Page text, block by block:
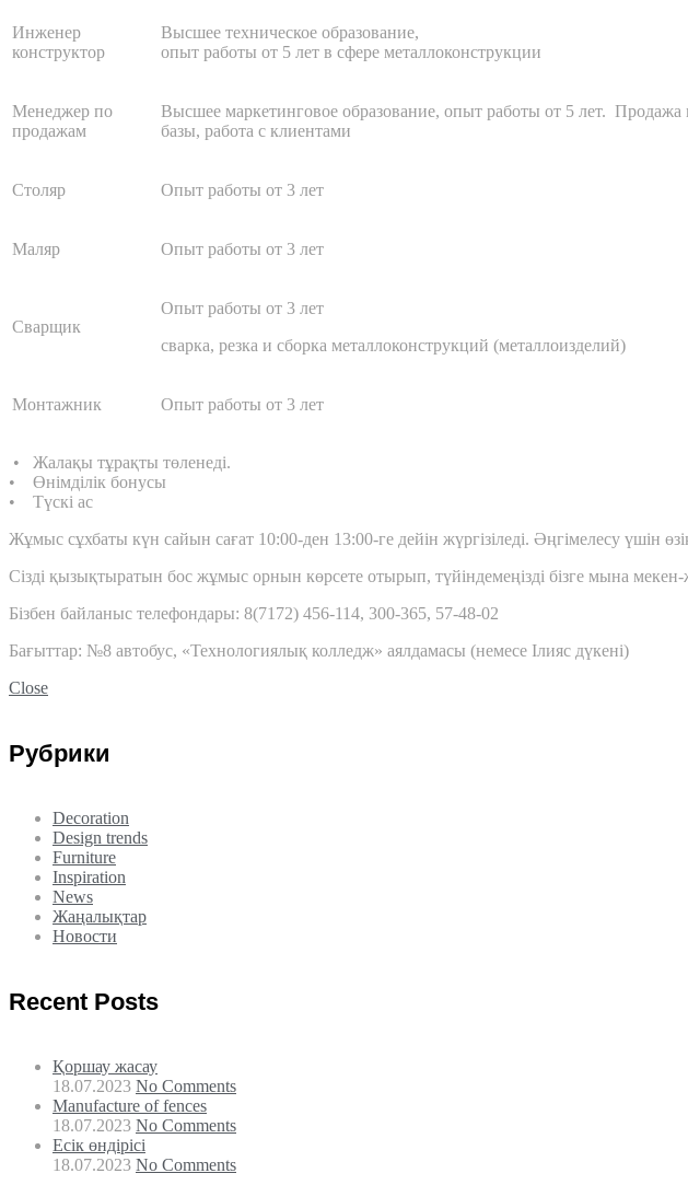
Инженер
конструктор
Высшее техническое образование,
опыт работы от 5 лет в сфере металлоконструкции
Менеджер по
продажам
Высшее маркетинговое образование, опыт работы от 5 лет. Продажа
базы, работа с клиентами
Столяр Опыт работы от 3 лет
Маляр Опыт работы от 3 лет
Сварщик
Опыт работы от 3 лет
сварка, резка и сборка металлоконструкций (металлоизделий)
Монтажник Опыт работы от 3 лет
• Жалақы тұрақты төленеді.
• Өнімділік бонусы
• Түскі ас
Жұмыс сұхбаты күн сайын сағат 10:00-ден 13:00-ге дейін жүргізіледі. Әңгімелесу үшін
Сізді қызықтыратын бос жұмыс орнын көрсете отырып, түйіндемеңізді бізге мына мекен-
Бізбен байланыс телефондары: 8(7172) 456-114, 300-365, 57-48-02
Бағыттар: №8 автобус, «Технологиялық колледж» аялдамасы (немесе Ілияс дүкені)
Close
Рубрики
Decoration
Design trends
Furniture
Inspiration
News
Жаңалықтар
Новости
Recent Posts
Қоршау жасау
18.07.2023 No Comments
Manufacture of fences
18.07.2023 No Comments
Есік өндірісі
18.07.2023 No Comments